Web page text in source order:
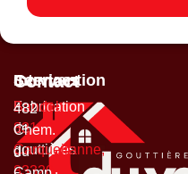
Services
Fabrication
de
gouttières
Intervention
Bandol,
83150
Carqueiranne,
Contact
482
Chem.
du